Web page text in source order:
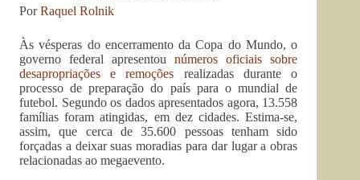
PorRaquel Rolnik
Às vésperas do encerramento da Copa do Mundo, o
governo federal apresentounúmeros oficiais sobre
desapropriações e remoções realizadas durante o
processo de preparação do país para o mundial de
futebol. Segundo os dados apresentados agora, 13.558
famílias foram atingidas, em dez cidades. Estima-se,
assim, que cerca de 35.600 pessoas tenham sido
forçadas a deixar suas moradias para dar lugar a obras
relacionadas ao megaevento.